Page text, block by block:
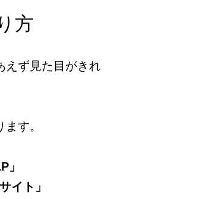
方
えず見た目がきれ
す。
」
イト」